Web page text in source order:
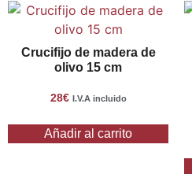
Crucifijo de madera de
olivo 15 cm
28€ I.V.A incluido
Añadir al carrito